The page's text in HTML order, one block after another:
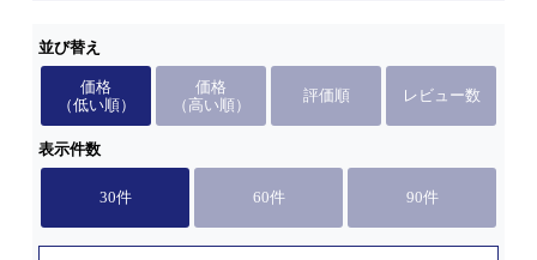
並び替え
価格
（低い順）
価格
（高い順）
評価順 レビュー数
表示件数
30件 60件 90件